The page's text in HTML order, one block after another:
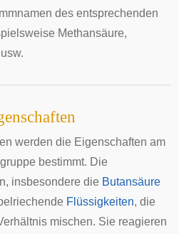
des entsprechenden
Methansäure,
werden die Eigenschaften am
bestimmt. Die
insbesondere die Butansäure
Flüssigkeiten, die
mischen. Sie reagieren